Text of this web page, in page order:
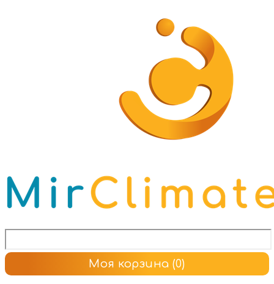
Моя корзина (0)